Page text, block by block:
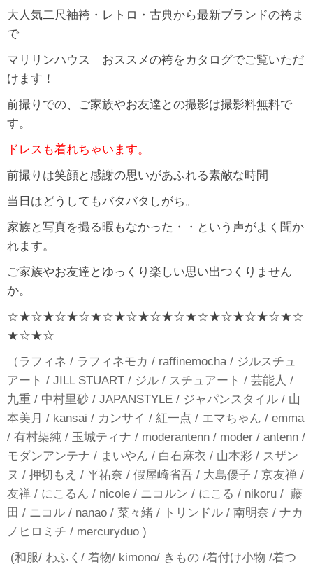
大人気二尺袖袴・レトロ・古典から最新ブランドの袴ま
で
マリリンハウス おススメの袴をカタログでご覧いただ
けます！
前撮りでの、ご家族やお友達との撮影は撮影料無料で
す。
ドレスも着れちゃいます。
前撮りは笑顔と感謝の思いがあふれる素敵な時間
当日はどうしてもバタバタしがち。
家族と写真を撮る暇もなかった・・という声がよく聞か
れます。
ご家族やお友達とゆっくり楽しい思い出つくりません
か。
☆★☆★☆★☆★☆★☆★☆★☆★☆★☆★☆★☆★☆
★☆★☆
（ラフィネ / ラフィネモカ / raffinemocha / ジルスチュ
アート / JILL STUART / ジル / スチュアート / 芸能人 /
九重 / 中村里砂 / JAPANSTYLE / ジャパンスタイル / 山
本美月 / kansai / カンサイ / 紅一点 / エマちゃん / emma
/ 有村架純 / 玉城ティナ / moderantenn / moder / antenn /
モダンアンテナ / まいやん / 白石麻衣 / 山本彩 / スザン
ヌ / 押切もえ / 平祐奈 / 假屋崎省吾 / 大島優子 / 京友禅 /
友禅 / にこるん / nicole / ニコルン / にこる / nikoru / 藤
田 / ニコル / nanao / 菜々緒 / トリンドル / 南明奈 / ナカ
ノヒロミチ / mercuryduo )
(和服/ わふく/ 着物/ kimono/ きもの /着付け小物 /着つ